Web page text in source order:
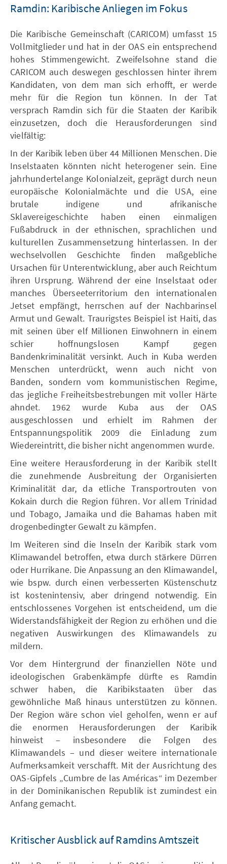
Ramdin: Karibische Anliegen im Fokus
Die Karibische Gemeinschaft (CARICOM) umfasst 15
Vollmitglieder und hat in der OAS ein entsprechend
hohes Stimmengewicht. Zweifelsohne stand die
CARICOM auch deswegen geschlossen hinter ihrem
Kandidaten, von dem man sich erhofft, er werde
mehr für die Region tun können. In der Tat
versprach Ramdin sich für die Staaten der Karibik
einzusetzen, doch die Herausforderungen sind
vielfältig:
In der Karibik leben über 44 Millionen Menschen. Die
Inselstaaten könnten nicht heterogener sein. Eine
jahrhundertelange Kolonialzeit, geprägt durch neun
europäische Kolonialmächte und die USA, eine
brutale indigene und afrikanische
Sklavereigeschichte haben einen einmaligen
Fußabdruck in der ethnischen, sprachlichen und
kulturellen Zusammensetzung hinterlassen. In der
wechselvollen Geschichte finden maßgebliche
Ursachen für Unterentwicklung, aber auch Reichtum
ihren Ursprung. Während der eine Inselstaat oder
manches Überseeterritorium den internationalen
Jetset empfängt, herrschen auf der Nachbarinsel
Armut und Gewalt. Traurigstes Beispiel ist Haiti, das
mit seinen über elf Millionen Einwohnern in einem
schier hoffnungslosen Kampf gegen
Bandenkriminalität versinkt. Auch in Kuba werden
Menschen unterdrückt, wenn auch nicht von
Banden, sondern vom kommunistischen Regime,
das jegliche Freiheitsbestrebungen mit voller Härte
ahndet. 1962 wurde Kuba aus der OAS
ausgeschlossen und erhielt im Rahmen der
Entspannungspolitik 2009 die Einladung zum
Wiedereintritt, die bisher nicht angenommen wurde.
Eine weitere Herausforderung in der Karibik stellt
die zunehmende Ausbreitung der Organisierten
Kriminalität dar, da etliche Transportrouten von
Kokain durch die Region führen. Vor allem Trinidad
und Tobago, Jamaika und die Bahamas haben mit
drogenbedingter Gewalt zu kämpfen.
Im Weiteren sind die Inseln der Karibik stark vom
Klimawandel betroffen, etwa durch stärkere Dürren
oder Hurrikane. Die Anpassung an den Klimawandel,
wie bspw. durch einen verbesserten Küstenschutz
ist kostenintensiv, aber dringend notwendig. Ein
entschlossenes Vorgehen ist entscheidend, um die
Widerstandsfähigkeit der Region zu erhöhen und die
negativen Auswirkungen des Klimawandels zu
mildern.
Vor dem Hintergrund der finanziellen Nöte und
ideologischen Grabenkämpfe dürfte es Ramdin
schwer haben, die Karibikstaaten über das
gewöhnliche Maß hinaus unterstützen zu können.
Der Region wäre schon viel geholfen, wenn er auf
die enormen Herausforderungen der Karibik
hinweist – insbesondere die Folgen des
Klimawandels – und dieser weitere internationale
Aufmerksamkeit verschafft. Mit der Ausrichtung des
OAS-Gipfels „Cumbre de las Américas“ im Dezember
in der Dominikanischen Republik ist zumindest ein
Anfang gemacht.
Kritischer Ausblick auf Ramdins Amtszeit